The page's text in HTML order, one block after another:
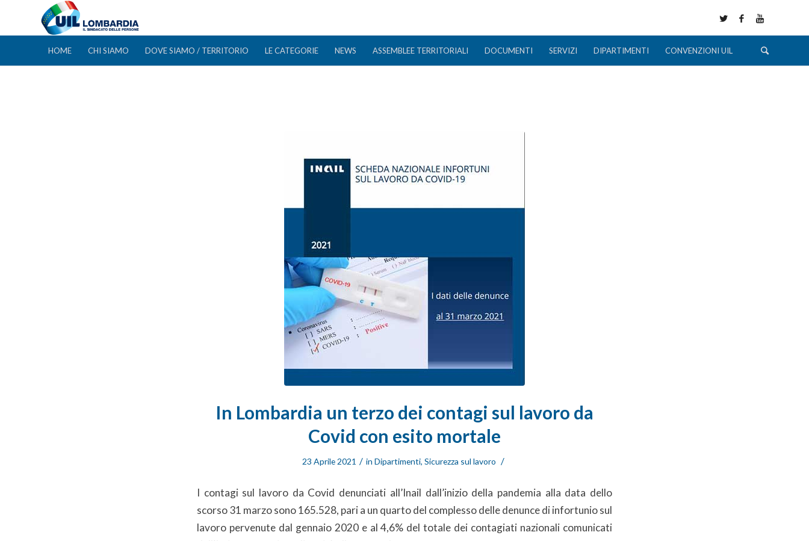
HOME CHI SIAMO DOVE SIAMO / TERRITORIO LE CATEGORIE NEWS ASSEMBLEE TERRITORIALI DOCUMENTI SERVIZI DIPARTIMENTI CONVENZIONI UIL
In Lombardia un terzo dei contagi sul lavoro da
Covid con esito mortale
23 Aprile 2021 / in Dipartimenti, Sicurezza sul lavoro /
I contagi sul lavoro da Covid denunciati all’Inail dall’inizio della pandemia alla data dello
scorso 31 marzo sono 165.528, pari a un quarto del complesso delle denunce di infortunio sul
lavoro pervenute dal gennaio 2020 e al 4,6% del totale dei contagiati nazionali comunicati